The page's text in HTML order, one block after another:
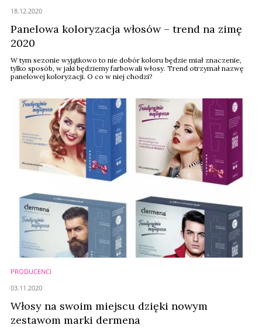
Panelowa koloryzacja włosów – trend na zimę
2020
W tym sezonie wyjątkowo to nie dobór koloru będzie miał znaczenie,
tylko sposób, w jaki będziemy farbowali włosy. Trend otrzymał nazwę
panelowej koloryzacji. O co w niej chodzi?
18.12.2020
PRODUCENCI
Włosy na swoim miejscu dzięki nowym
zestawom marki dermena
03.11.2020